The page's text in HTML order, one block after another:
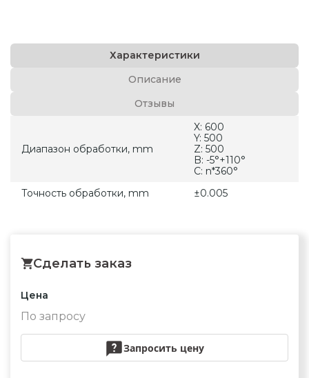
Характеристики
Описание
Отзывы
Диапазон обработки, mm
X: 600
Y: 500
Z: 500
B: -5°+110°
C: n*360°
Точность обработки, mm
±0.005
Сделать заказ
Цена
По запросу
Запросить цену